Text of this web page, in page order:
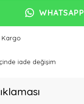
WHATSAPP
Kargo
iade değişim